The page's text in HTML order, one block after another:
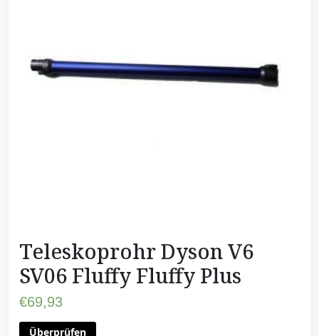
Teleskoprohr Dyson V6
SV06 Fluffy Fluffy Plus
€69,93
Überprüfen